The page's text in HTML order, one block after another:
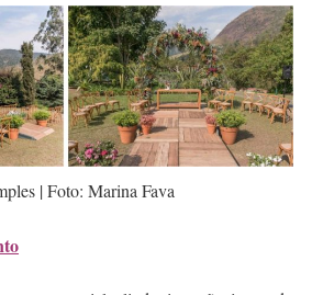
| Foto: Marina Fava